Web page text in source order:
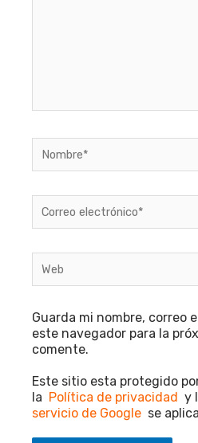
electrónico*
Guarda mi nombre, correo
este navegador para la
comente.
Este sitio esta protegido
la Política de privacidad y
servicio de Google se